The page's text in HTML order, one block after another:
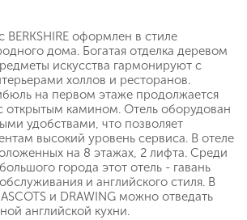
BERKSHIRE оформлен в стиле
дома. Богатая отделка деревом
искусства гармонируют с
холлов и ресторанов.
на первом этаже продолжается
открытым камином. Отель оборудован
удобствами, что позволяет
высокий уровень сервиса. В отеле
на 8 этажах, 2 лифта. Среди
города этот отель - гавань
и английского стиля. В
и DRAWING можно отведать
английской кухни.